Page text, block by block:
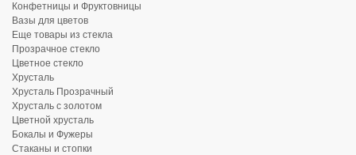
Конфетницы и Фруктовницы
Вазы для цветов
Еще товары из стекла
Прозрачное стекло
Цветное стекло
Хрусталь
Хрусталь Прозрачный
Хрусталь с золотом
Цветной хрусталь
Бокалы и Фужеры
Стаканы и стопки